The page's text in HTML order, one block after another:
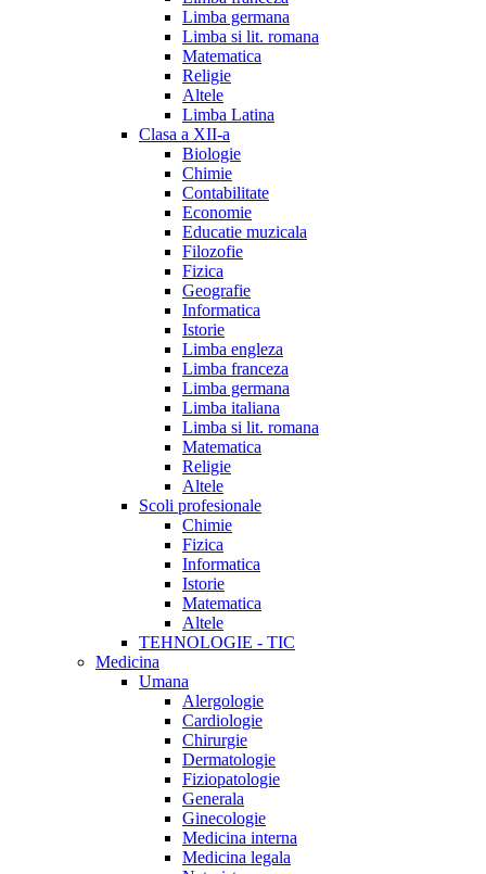
Limba germana
Limba si lit. romana
Matematica
Religie
Altele
Limba Latina
Clasa a XII-a
Biologie
Chimie
Contabilitate
Economie
Educatie muzicala
Filozofie
Fizica
Geografie
Informatica
Istorie
Limba engleza
Limba franceza
Limba germana
Limba italiana
Limba si lit. romana
Matematica
Religie
Altele
Scoli profesionale
Chimie
Fizica
Informatica
Istorie
Matematica
Altele
TEHNOLOGIE - TIC
Medicina
Umana
Alergologie
Cardiologie
Chirurgie
Dermatologie
Fiziopatologie
Generala
Ginecologie
Medicina interna
Medicina legala